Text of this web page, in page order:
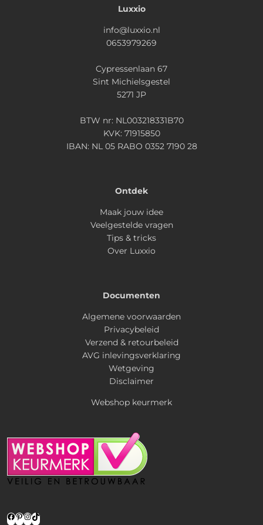
Luxxio
info@luxxio.nl
0653979269
Cypressenlaan 67
Sint Michielsgestel
5271 JP
BTW nr: NL003218331B70
KVK: 71915850
IBAN: NL 05 RABO 0352 7190 28
Ontdek
Maak jouw idee
Veelgestelde vragen
Tips & tricks
Over Luxxio
Documenten
Algemene voorwaarden
Privacybeleid
Verzend & retourbeleid
AVG inlevingsverklaring
Wetgeving
Disclaimer
Webshop keurmerk
Facebook
Pinterest
Instagram
TikTok